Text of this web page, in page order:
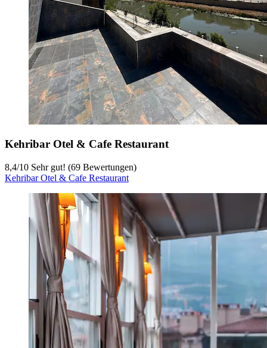
Kehribar Otel & Cafe Restaurant
8,4/10 Sehr gut! (69 Bewertungen)
Kehribar Otel & Cafe Restaurant